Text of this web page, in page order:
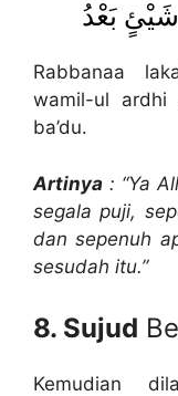
بَعْدُ
Rabbanaa
wamil-ul ardhi
ba’du.
Artinya : “Ya
segala puji,
dan sepenuh
sesudah itu.”
8. Sujud
Kemudian